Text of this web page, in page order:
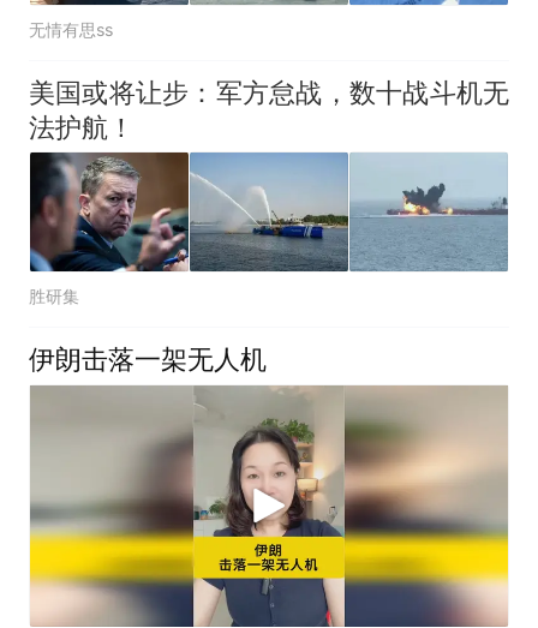
无情有思ss
美国或将让步：军方怠战，数十战斗机无
法护航！
胜研集
伊朗击落一架无人机